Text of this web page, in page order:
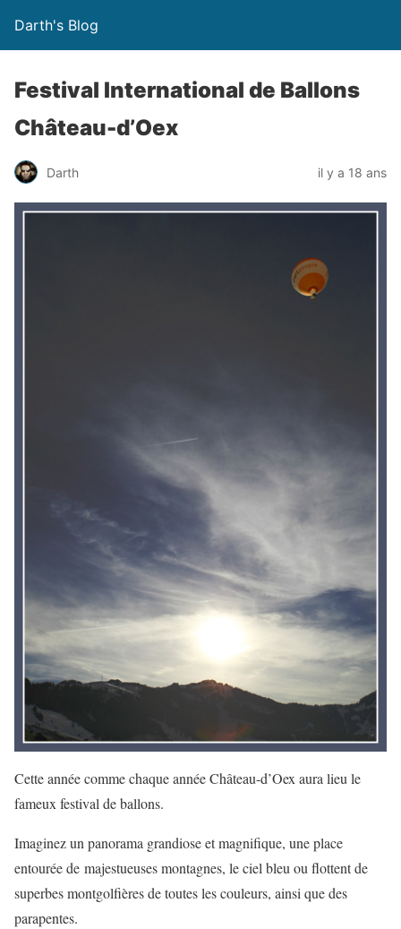
Darth's Blog
Festival International de Ballons
Château-d’Oex
Darth il y a 18 ans
Cette année comme chaque année Château-d’Oex aura lieu le
fameux festival de ballons.
Imaginez un panorama grandiose et magnifique, une place
entourée de majestueuses montagnes, le ciel bleu ou flottent de
superbes montgolfières de toutes les couleurs, ainsi que des
parapentes.